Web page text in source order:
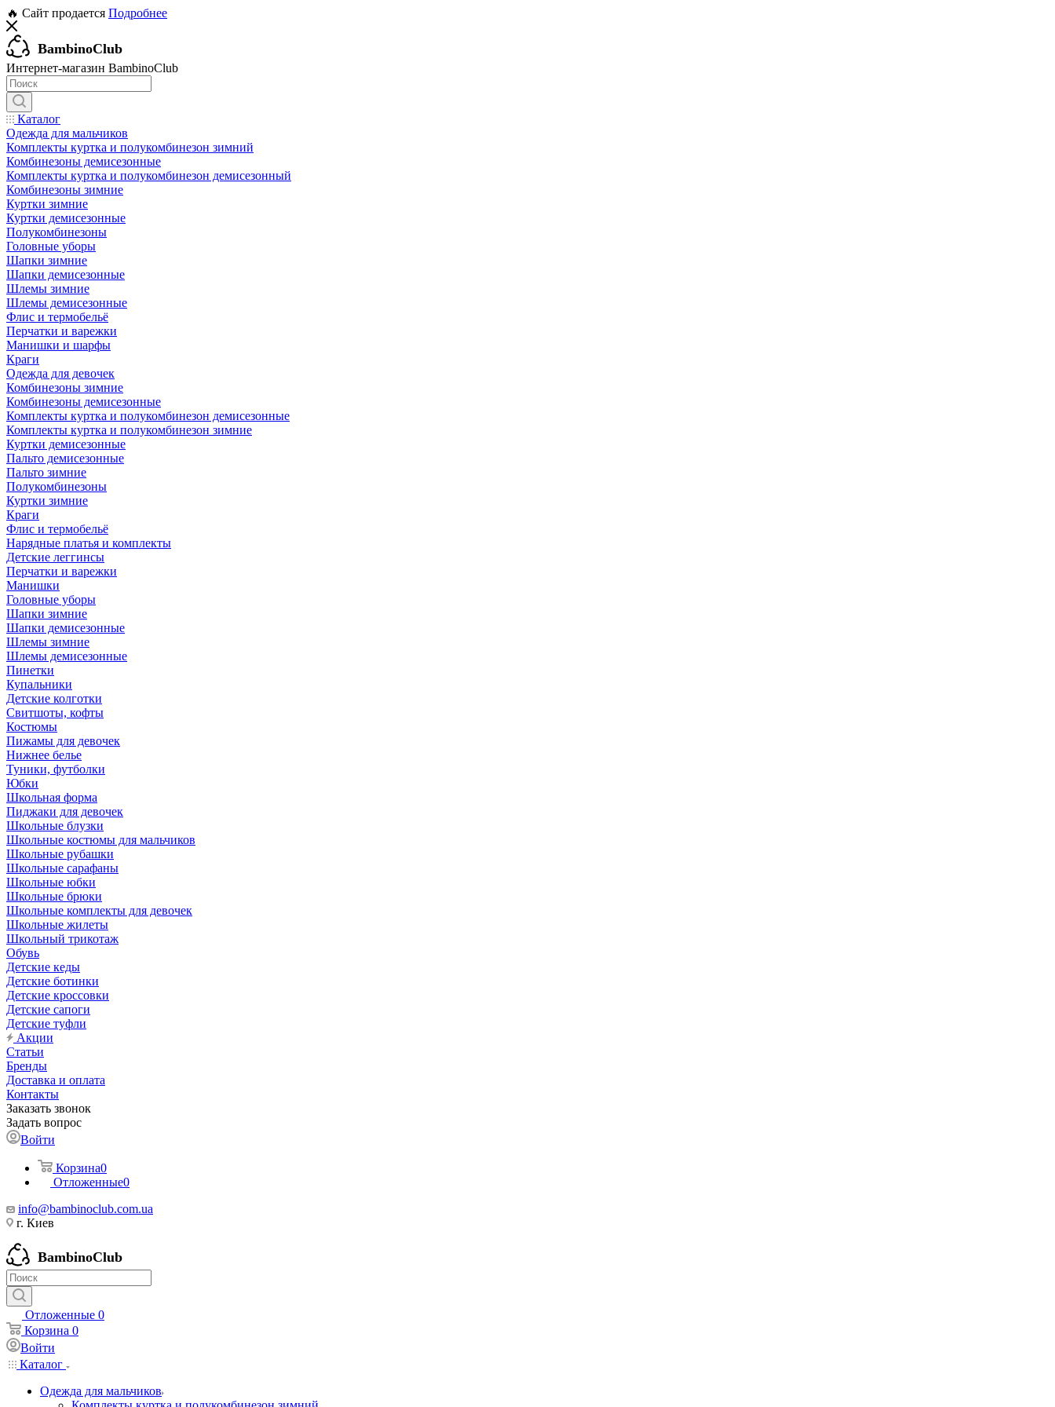
🔥 Сайт продается Подробнее
BambinoClub
Интернет-магазин BambinoClub
Каталог
Одежда для мальчиков
Комплекты куртка и полукомбинезон зимний
Комбинезоны демисезонные
Комплекты куртка и полукомбинезон демисезонный
Комбинезоны зимние
Куртки зимние
Куртки демисезонные
Полукомбинезоны
Головные уборы
Шапки зимние
Шапки демисезонные
Шлемы зимние
Шлемы демисезонные
Флис и термобельё
Перчатки и варежки
Манишки и шарфы
Краги
Одежда для девочек
Комбинезоны зимние
Комбинезоны демисезонные
Комплекты куртка и полукомбинезон демисезонные
Комплекты куртка и полукомбинезон зимние
Куртки демисезонные
Пальто демисезонные
Пальто зимние
Полукомбинезоны
Куртки зимние
Краги
Флис и термобельё
Нарядные платья и комплекты
Детские леггинсы
Перчатки и варежки
Манишки
Головные уборы
Шапки зимние
Шапки демисезонные
Шлемы зимние
Шлемы демисезонные
Пинетки
Купальники
Детские колготки
Свитшоты, кофты
Костюмы
Пижамы для девочек
Нижнее белье
Туники, футболки
Юбки
Школьная форма
Пиджаки для девочек
Школьные блузки
Школьные костюмы для мальчиков
Школьные рубашки
Школьные сарафаны
Школьные юбки
Школьные брюки
Школьные комплекты для девочек
Школьные жилеты
Школьный трикотаж
Обувь
Детские кеды
Детские ботинки
Детские кроссовки
Детские сапоги
Детские туфли
Акции
Статьи
Бренды
Доставка и оплата
Контакты
Заказать звонок
Задать вопрос
Войти
Корзина0
Отложенные0
info@bambinoclub.com.ua
г. Киев
BambinoClub
Отложенные 0
Корзина 0
Войти
Каталог
Одежда для мальчиков